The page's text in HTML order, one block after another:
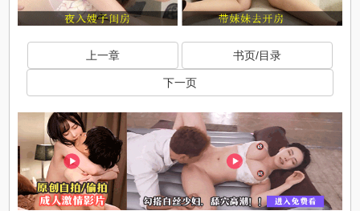
上一章 书页/目录
下一页